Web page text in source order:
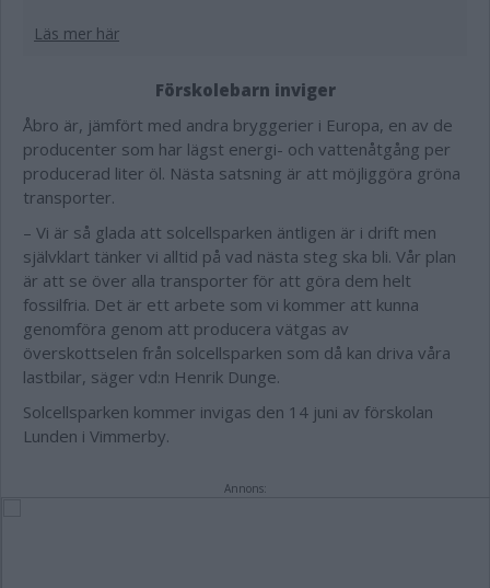
Läs mer här
Förskolebarn inviger
Åbro är, jämfört med andra bryggerier i Europa, en av de
producenter som har lägst energi- och vattenåtgång per
producerad liter öl. Nästa satsning är att möjliggöra gröna
transporter.
– Vi är så glada att solcellsparken äntligen är i drift men
självklart tänker vi alltid på vad nästa steg ska bli. Vår plan
är att se över alla transporter för att göra dem helt
fossilfria. Det är ett arbete som vi kommer att kunna
genomföra genom att producera vätgas av
överskottselen från solcellsparken som då kan driva våra
lastbilar, säger vd:n Henrik Dunge.
Solcellsparken kommer invigas den 14 juni av förskolan
Lunden i Vimmerby.
Annons: